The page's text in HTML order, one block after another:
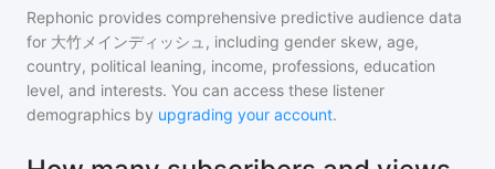
Rephonic provides comprehensive predictive audience data
for 大竹メインディッシュ , including gender skew, age,
country, political leaning, income, professions, education
level, and interests. You can access these listener
demographics by upgrading your account.